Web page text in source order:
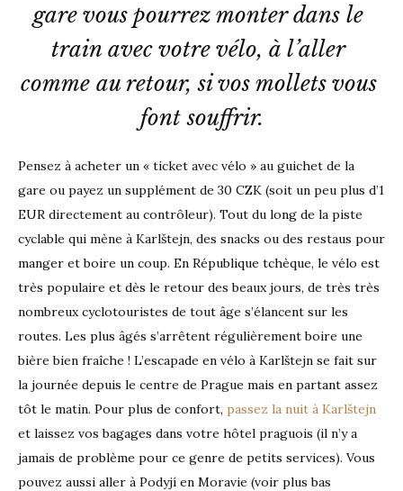
gare vous pourrez monter dans le
train avec votre vélo, à l’aller
comme au retour, si vos mollets vous
font souffrir.
Pensez à acheter un « ticket avec vélo » au guichet de la
gare ou payez un supplément de 30 CZK (soit un peu plus d’1
EUR directement au contrôleur). Tout du long de la piste
cyclable qui mène à Karlštejn, des snacks ou des restaus pour
manger et boire un coup. En République tchèque, le vélo est
très populaire et dès le retour des beaux jours, de très très
nombreux cyclotouristes de tout âge s’élancent sur les
routes. Les plus âgés s’arrêtent régulièrement boire une
bière bien fraîche ! L’escapade en vélo à Karlštejn se fait sur
la journée depuis le centre de Prague mais en partant assez
tôt le matin. Pour plus de confort, passez la nuit à Karlštejn
et laissez vos bagages dans votre hôtel praguois (il n’y a
jamais de problème pour ce genre de petits services). Vous
pouvez aussi aller à Podyjí en Moravie (voir plus bas